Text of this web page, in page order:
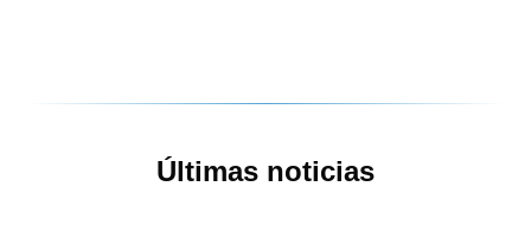
Últimas noticias